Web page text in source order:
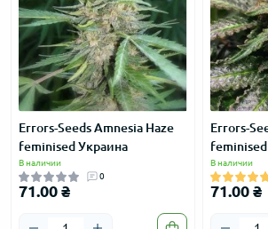
Errors-Seeds Amnesia Haze
feminised Украина
В наличии
0
71.00 ₴
Errors-
В наличии
71.00 ₴